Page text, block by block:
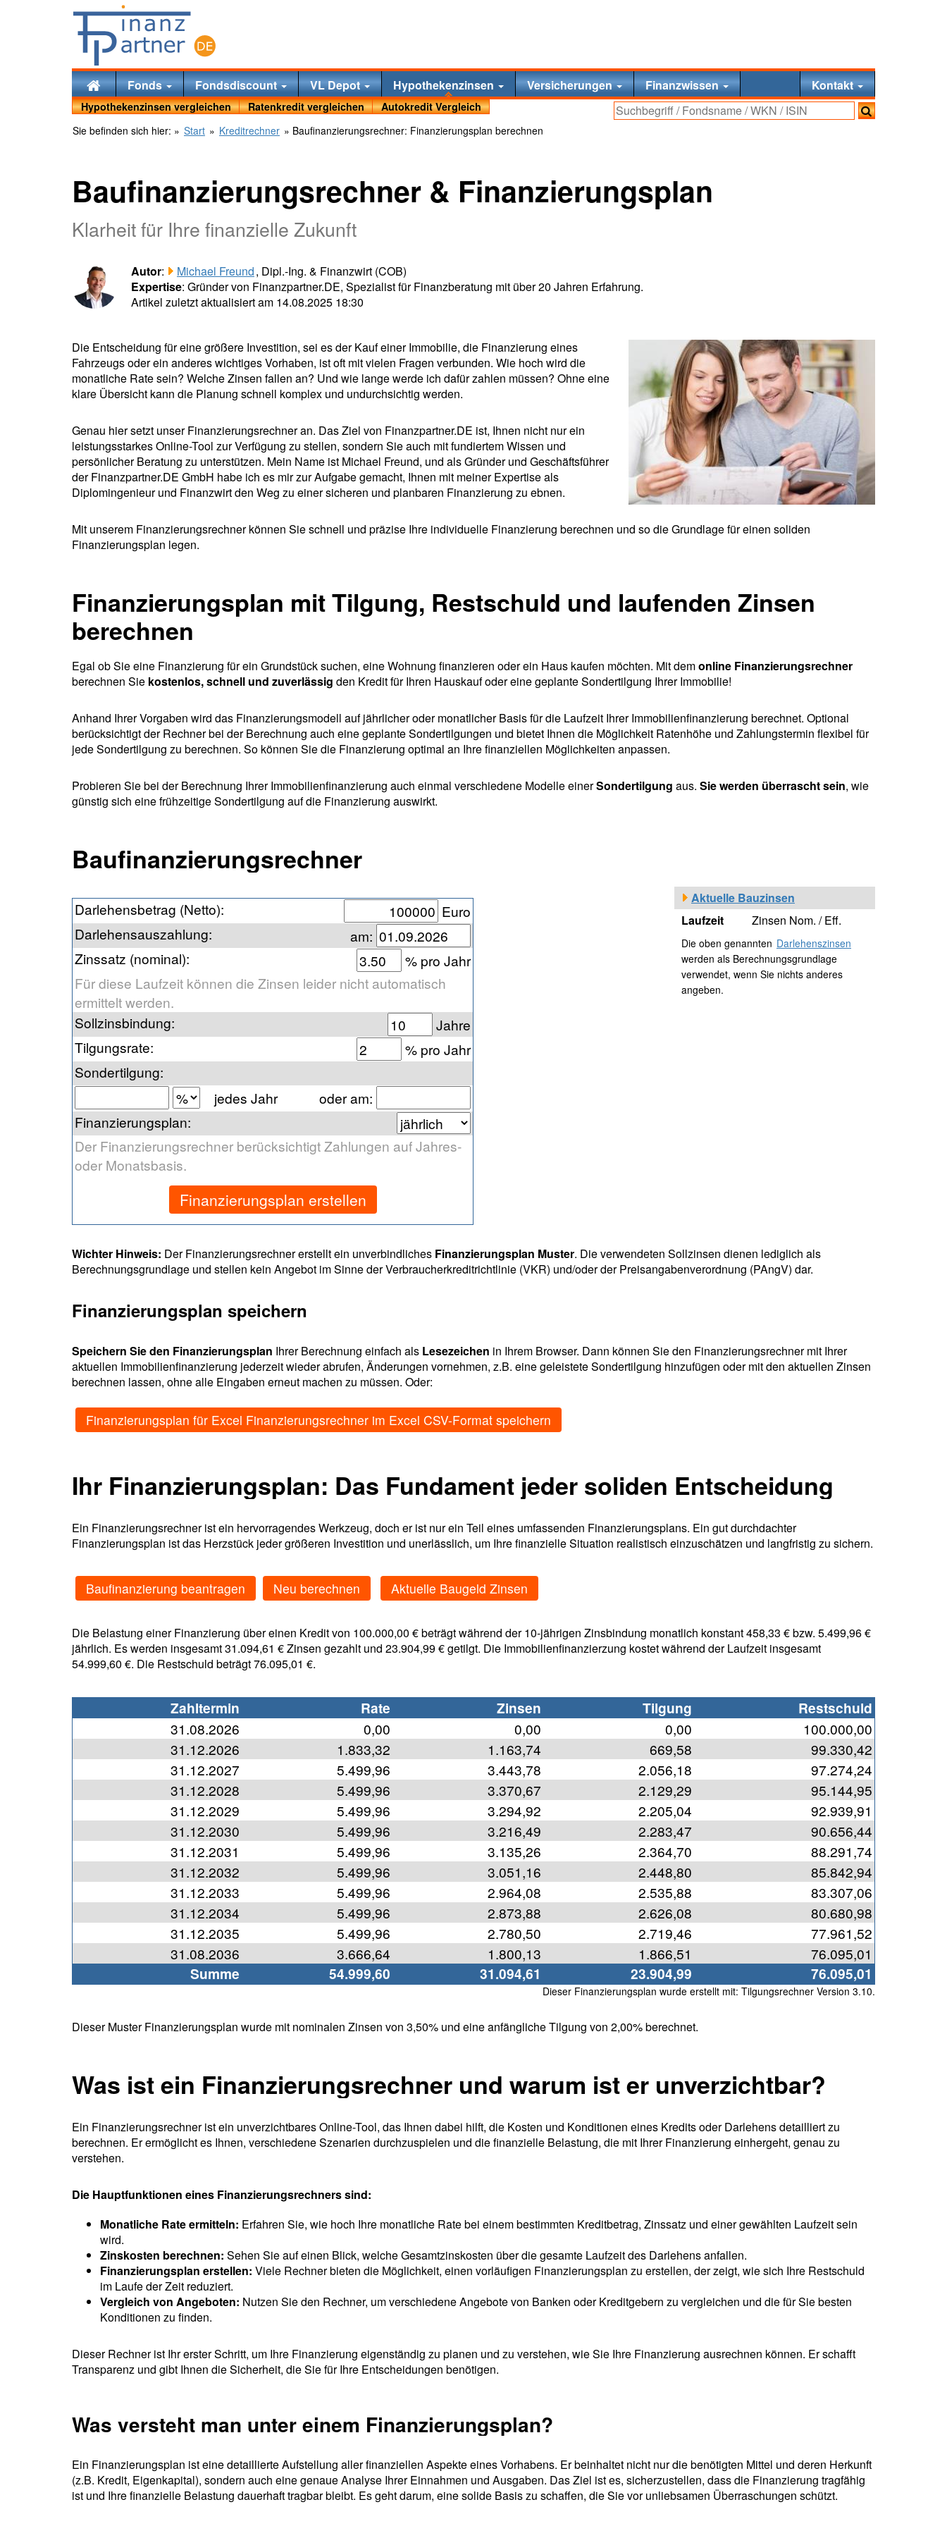
Fonds Fondsdiscount VL Depot Hypothekenzinsen Versicherungen Finanzwissen Kontakt
Hypothekenzinsen vergleichen Ratenkredit vergleichen
Autokredit Vergleich
Sie befinden sich hier: » Start » Kreditrechner » Baufinanzierungsrechner: Finanzierungsplan berechnen
Baufinanzierungsrechner & Finanzierungsplan
Klarheit für Ihre finanzielle Zukunft
Autor: Michael Freund, Dipl.-Ing. & Finanzwirt (COB)
Expertise: Gründer von Finanzpartner.DE, Spezialist für Finanzberatung mit über 20 Jahren Erfahrung.
Artikel zuletzt aktualisiert am 14.08.2025 18:30
Die Entscheidung für eine größere Investition, sei es der Kauf einer Immobilie, die Finanzierung eines
Fahrzeugs oder ein anderes wichtiges Vorhaben, ist oft mit vielen Fragen verbunden. Wie hoch wird die
monatliche Rate sein? Welche Zinsen fallen an? Und wie lange werde ich dafür zahlen müssen? Ohne eine
klare Übersicht kann die Planung schnell komplex und undurchsichtig werden.
Genau hier setzt unser Finanzierungsrechner an. Das Ziel von Finanzpartner.DE ist, Ihnen nicht nur ein
leistungsstarkes Online-Tool zur Verfügung zu stellen, sondern Sie auch mit fundiertem Wissen und
persönlicher Beratung zu unterstützen. Mein Name ist Michael Freund, und als Gründer und Geschäftsführer
der Finanzpartner.DE GmbH habe ich es mir zur Aufgabe gemacht, Ihnen mit meiner Expertise als
Diplomingenieur und Finanzwirt den Weg zu einer sicheren und planbaren Finanzierung zu ebnen.
Mit unserem Finanzierungsrechner können Sie schnell und präzise Ihre individuelle Finanzierung berechnen und so die Grundlage für einen soliden
Finanzierungsplan legen.
Finanzierungsplan mit Tilgung, Restschuld und laufenden Zinsen
berechnen
Egal ob Sie eine Finanzierung für ein Grundstück suchen, eine Wohnung finanzieren oder ein Haus kaufen möchten. Mit demonline Finanzierungsrechner
berechnen Sie kostenlos, schnell und zuverlässig den Kredit für Ihren Hauskauf oder eine geplante Sondertilgung Ihrer Immobilie!
Anhand Ihrer Vorgaben wird das Finanzierungsmodell auf jährlicher oder monatlicher Basis für die Laufzeit Ihrer Immobilienfinanzierung berechnet. Optional
berücksichtigt der Rechner bei der Berechnung auch eine geplante Sondertilgungen und bietet Ihnen die Möglichkeit Ratenhöhe und Zahlungstermin flexibel für
jede Sondertilgung zu berechnen. So können Sie die Finanzierung optimal an Ihre finanziellen Möglichkeiten anpassen.
Probieren Sie bei der Berechnung Ihrer Immobilienfinanzierung auch einmal verschiedene Modelle einerSondertilgung aus. Sie werden überrascht sein, wie
günstig sich eine frühzeitige Sondertilgung auf die Finanzierung auswirkt.
Baufinanzierungsrechner
Aktuelle Bauzinsen
Laufzeit
Zinsen Nom. / Eff.
Die oben genannten Darlehenszinsen
werden als Berechnungsgrundlage
verwendet, wenn Sie nichts anderes
angeben.
Darlehensbetrag (Netto):
Euro
Darlehensauszahlung:
am:
Zinssatz (nominal):
% pro Jahr
Für diese Laufzeit können die Zinsen leider nicht automatisch
ermittelt werden.
Sollzinsbindung:
Jahre
Tilgungsrate:
% pro Jahr
Sondertilgung:
jedes Jahr
oder am:
Finanzierungsplan:
Der Finanzierungsrechner berücksichtigt Zahlungen auf Jahres-
oder Monatsbasis.
Finanzierungsplan erstellen
Wichter Hinweis: Der Finanzierungsrechner erstellt ein unverbindliches Finanzierungsplan Muster. Die verwendeten Sollzinsen dienen lediglich als
Berechnungsgrundlage und stellen kein Angebot im Sinne der Verbraucherkreditrichtlinie (VKR) und/oder der Preisangabenverordnung (PAngV) dar.
Finanzierungsplan speichern
Speichern Sie den Finanzierungsplan Ihrer Berechnung einfach als Lesezeichen in Ihrem Browser. Dann können Sie den Finanzierungsrechner mit Ihrer
aktuellen Immobilienfinanzierung jederzeit wieder abrufen, Änderungen vornehmen, z.B. eine geleistete Sondertilgung hinzufügen oder mit den aktuellen Zinsen
berechnen lassen, ohne alle Eingaben erneut machen zu müssen. Oder:
Finanzierungsplan für Excel Finanzierungsrechner im Excel CSV-Format speichern
Ihr Finanzierungsplan: Das Fundament jeder soliden Entscheidung
Ein Finanzierungsrechner ist ein hervorragendes Werkzeug, doch er ist nur ein Teil eines umfassenden Finanzierungsplans. Ein gut durchdachter
Finanzierungsplan ist das Herzstück jeder größeren Investition und unerlässlich, um Ihre finanzielle Situation realistisch einzuschätzen und langfristig zu sichern.
Baufinanzierung beantragen Neu berechnen Aktuelle Baugeld Zinsen
Die Belastung einer Finanzierung über einen Kredit von 100.000,00 € beträgt während der 10-jährigen Zinsbindung monatlich konstant 458,33 € bzw. 5.499,96 €
jährlich. Es werden insgesamt 31.094,61 € Zinsen gezahlt und 23.904,99 € getilgt. Die Immobilienfinanzierzung kostet während der Laufzeit insgesamt
54.999,60 €. Die Restschuld beträgt 76.095,01 €.
Zahltermin Rate Zinsen Tilgung Restschuld
31.08.2026 0,00 0,00 0,00
100.000,00
31.12.2026
1.833,32 1.163,74 669,58
99.330,42
31.12.2027
5.499,96 3.443,78 2.056,18
97.274,24
31.12.2028
5.499,96 3.370,67 2.129,29
95.144,95
31.12.2029
5.499,96 3.294,92 2.205,04
92.939,91
31.12.2030
5.499,96 3.216,49 2.283,47
90.656,44
31.12.2031
5.499,96 3.135,26 2.364,70
88.291,74
31.12.2032
5.499,96 3.051,16 2.448,80
85.842,94
31.12.2033
5.499,96 2.964,08 2.535,88
83.307,06
31.12.2034
5.499,96 2.873,88 2.626,08
80.680,98
31.12.2035
5.499,96 2.780,50 2.719,46
77.961,52
31.08.2036
3.666,64 1.800,13 1.866,51 76.095,01
Summe 54.999,60 31.094,61 23.904,99 76.095,01
Dieser Finanzierungsplan wurde erstellt mit: Tilgungsrechner Version 3.10.
Dieser Muster Finanzierungsplan wurde mit nominalen Zinsen von 3,50% und eine anfängliche Tilgung von 2,00% berechnet.
Was ist ein Finanzierungsrechner und warum ist er unverzichtbar?
Ein Finanzierungsrechner ist ein unverzichtbares Online-Tool, das Ihnen dabei hilft, die Kosten und Konditionen eines Kredits oder Darlehens detailliert zu
berechnen. Er ermöglicht es Ihnen, verschiedene Szenarien durchzuspielen und die finanzielle Belastung, die mit Ihrer Finanzierung einhergeht, genau zu
verstehen.
Die Hauptfunktionen eines Finanzierungsrechners sind:
Monatliche Rate ermitteln: Erfahren Sie, wie hoch Ihre monatliche Rate bei einem bestimmten Kreditbetrag, Zinssatz und einer gewählten Laufzeit sein
wird.
Zinskosten berechnen: Sehen Sie auf einen Blick, welche Gesamtzinskosten über die gesamte Laufzeit des Darlehens anfallen.
Finanzierungsplan erstellen: Viele Rechner bieten die Möglichkeit, einen vorläufigen Finanzierungsplan zu erstellen, der zeigt, wie sich Ihre Restschuld
im Laufe der Zeit reduziert.
Vergleich von Angeboten: Nutzen Sie den Rechner, um verschiedene Angebote von Banken oder Kreditgebern zu vergleichen und die für Sie besten
Konditionen zu finden.
Dieser Rechner ist Ihr erster Schritt, um Ihre Finanzierung eigenständig zu planen und zu verstehen, wie Sie Ihre Finanzierung ausrechnen können. Er schafft
Transparenz und gibt Ihnen die Sicherheit, die Sie für Ihre Entscheidungen benötigen.
Was versteht man unter einem Finanzierungsplan?
Ein Finanzierungsplan ist eine detaillierte Aufstellung aller finanziellen Aspekte eines Vorhabens. Er beinhaltet nicht nur die benötigten Mittel und deren Herkunft
(z.B. Kredit, Eigenkapital), sondern auch eine genaue Analyse Ihrer Einnahmen und Ausgaben. Das Ziel ist es, sicherzustellen, dass die Finanzierung tragfähig
ist und Ihre finanzielle Belastung dauerhaft tragbar bleibt. Es geht darum, eine solide Basis zu schaffen, die Sie vor unliebsamen Überraschungen schützt.